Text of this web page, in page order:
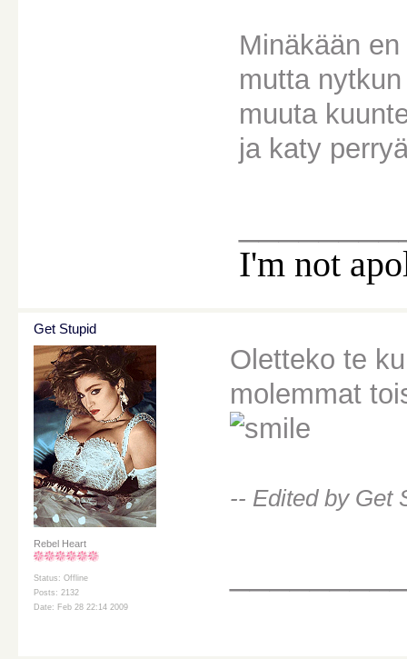
Minäkään
mutta
muuta
ja katy
I'm not
Get Stupid
Rebel Heart
Status: Offline
Posts: 2132
Date: Feb 28 22:14 2009
Oletteko te
molemmat
-- Edited by Get